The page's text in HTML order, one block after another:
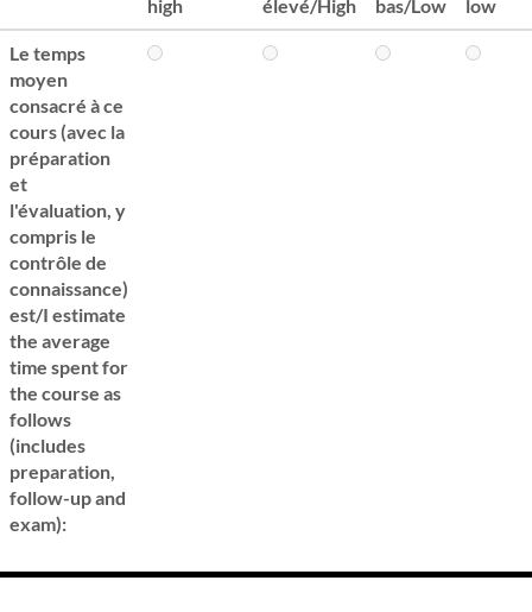
high
élevé/High
bas/Low
low
Le temps
moyen
consacré à ce
cours (avec la
préparation
et
l'évaluation, y
compris le
contrôle de
connaissance)
est/I estimate
the average
time spent for
the course as
follows
(includes
preparation,
follow-up and
exam):